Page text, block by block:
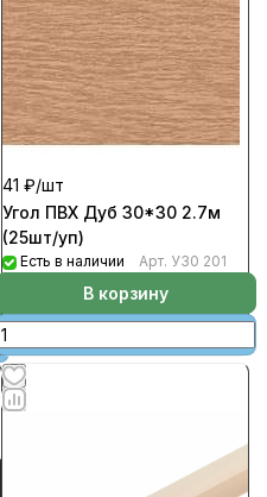
41 ₽/шт
Угол ПВХ Дуб 30*30 2.7м
(25шт/уп)
Есть в наличии Арт. У30 201
В корзину